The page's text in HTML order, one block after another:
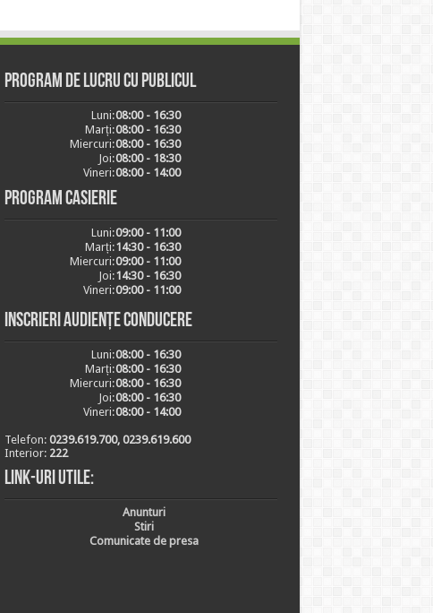
Program de lucru cu publicul
Luni:08:00 - 16:30
Marți:08:00 - 16:30
Miercuri:08:00 - 16:30
Joi:08:00 - 18:30
Vineri:08:00 - 14:00
Program casierie
Luni:09:00 - 11:00
Marți:14:30 - 16:30
Miercuri:09:00 - 11:00
Joi:14:30 - 16:30
Vineri:09:00 - 11:00
Inscrieri audiențe conducere
Luni:08:00 - 16:30
Marți:08:00 - 16:30
Miercuri:08:00 - 16:30
Joi:08:00 - 16:30
Vineri:08:00 - 14:00
Telefon: 0239.619.700, 0239.619.600
Interior: 222
Link-uri utile:
Anunturi
Stiri
Comunicate de presa